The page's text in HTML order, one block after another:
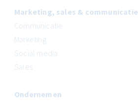
Marketing, sales & communicatie
Communicatie
Marketing
Social media
Sales
Ondernemen